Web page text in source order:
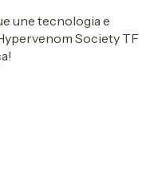
une tecnologia e
Society TF